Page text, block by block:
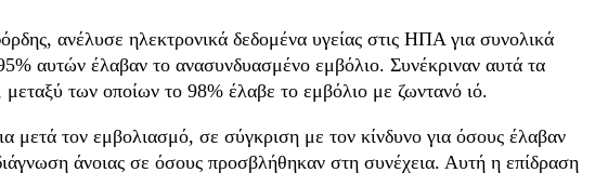
ανέλυσε ηλεκτρονικά δεδομένα υγείας στις ΗΠΑ για συνολικά
αυτών έλαβαν το ανασυνδυασμένο εμβόλιο. Συνέκριναν αυτά τα
των οποίων το 98% έλαβε το εμβόλιο με ζωντανό ιό.
μετά τον εμβολιασμό, σε σύγκριση με τον κίνδυνο για όσους έλαβαν
άνοιας σε όσους προσβλήθηκαν στη συνέχεια. Αυτή η επίδραση